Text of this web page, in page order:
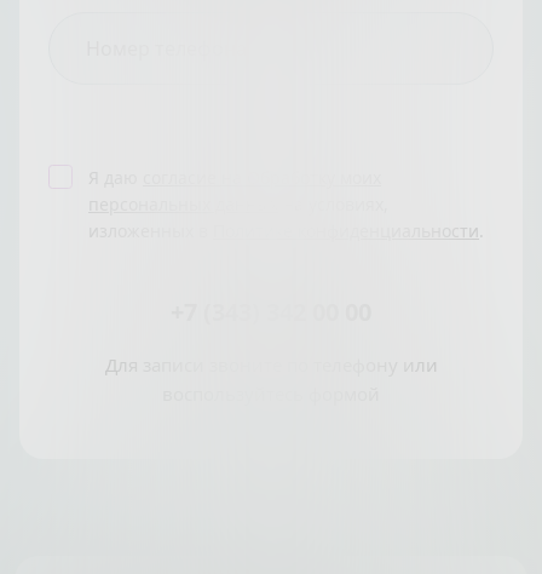
Политике конфиденциальности
Для записи звоните по телефону или